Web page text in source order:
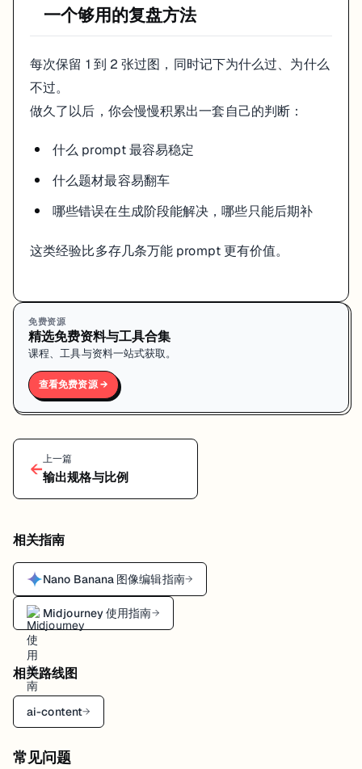
一个够用的复盘方法
每次保留 1 到 2 张过图，同时记下为什么过、为什么
不过。
做久了以后，你会慢慢积累出一套自己的判断：
什么 prompt 最容易稳定
什么题材最容易翻车
哪些错误在生成阶段能解决，哪些只能后期补
这类经验比多存几条万能 prompt 更有价值。
免费资源
精选免费资料与工具合集
课程、工具与资料一站式获取。
查看免费资源 →
←上一篇
输出规格与比例
相关指南
Nano Banana 图像编辑指南→
Midjourney 使用指南→
相关路线图
ai-content→
常见问题